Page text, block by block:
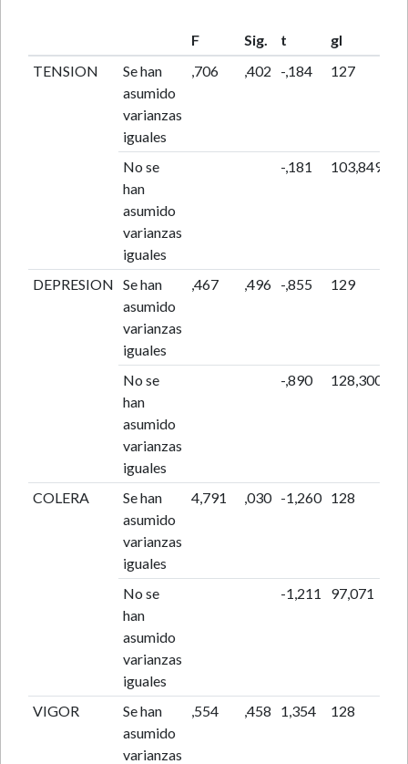
F Sig. t gl
TENSION
Se han
asumido
varianzas
iguales
,706 ,402 -,184 127
No se
han
asumido
varianzas
iguales
-,181 103,849
DEPRESION Se han
asumido
varianzas
iguales
,467 ,496 -,855 129
No se
han
asumido
varianzas
iguales
-,890 128,300
COLERA
Se han
asumido
varianzas
iguales
4,791 ,030 -1,260 128
No se
han
asumido
varianzas
iguales
-1,211 97,071
VIGOR
Se han
asumido
varianzas
,554 ,458 1,354 128